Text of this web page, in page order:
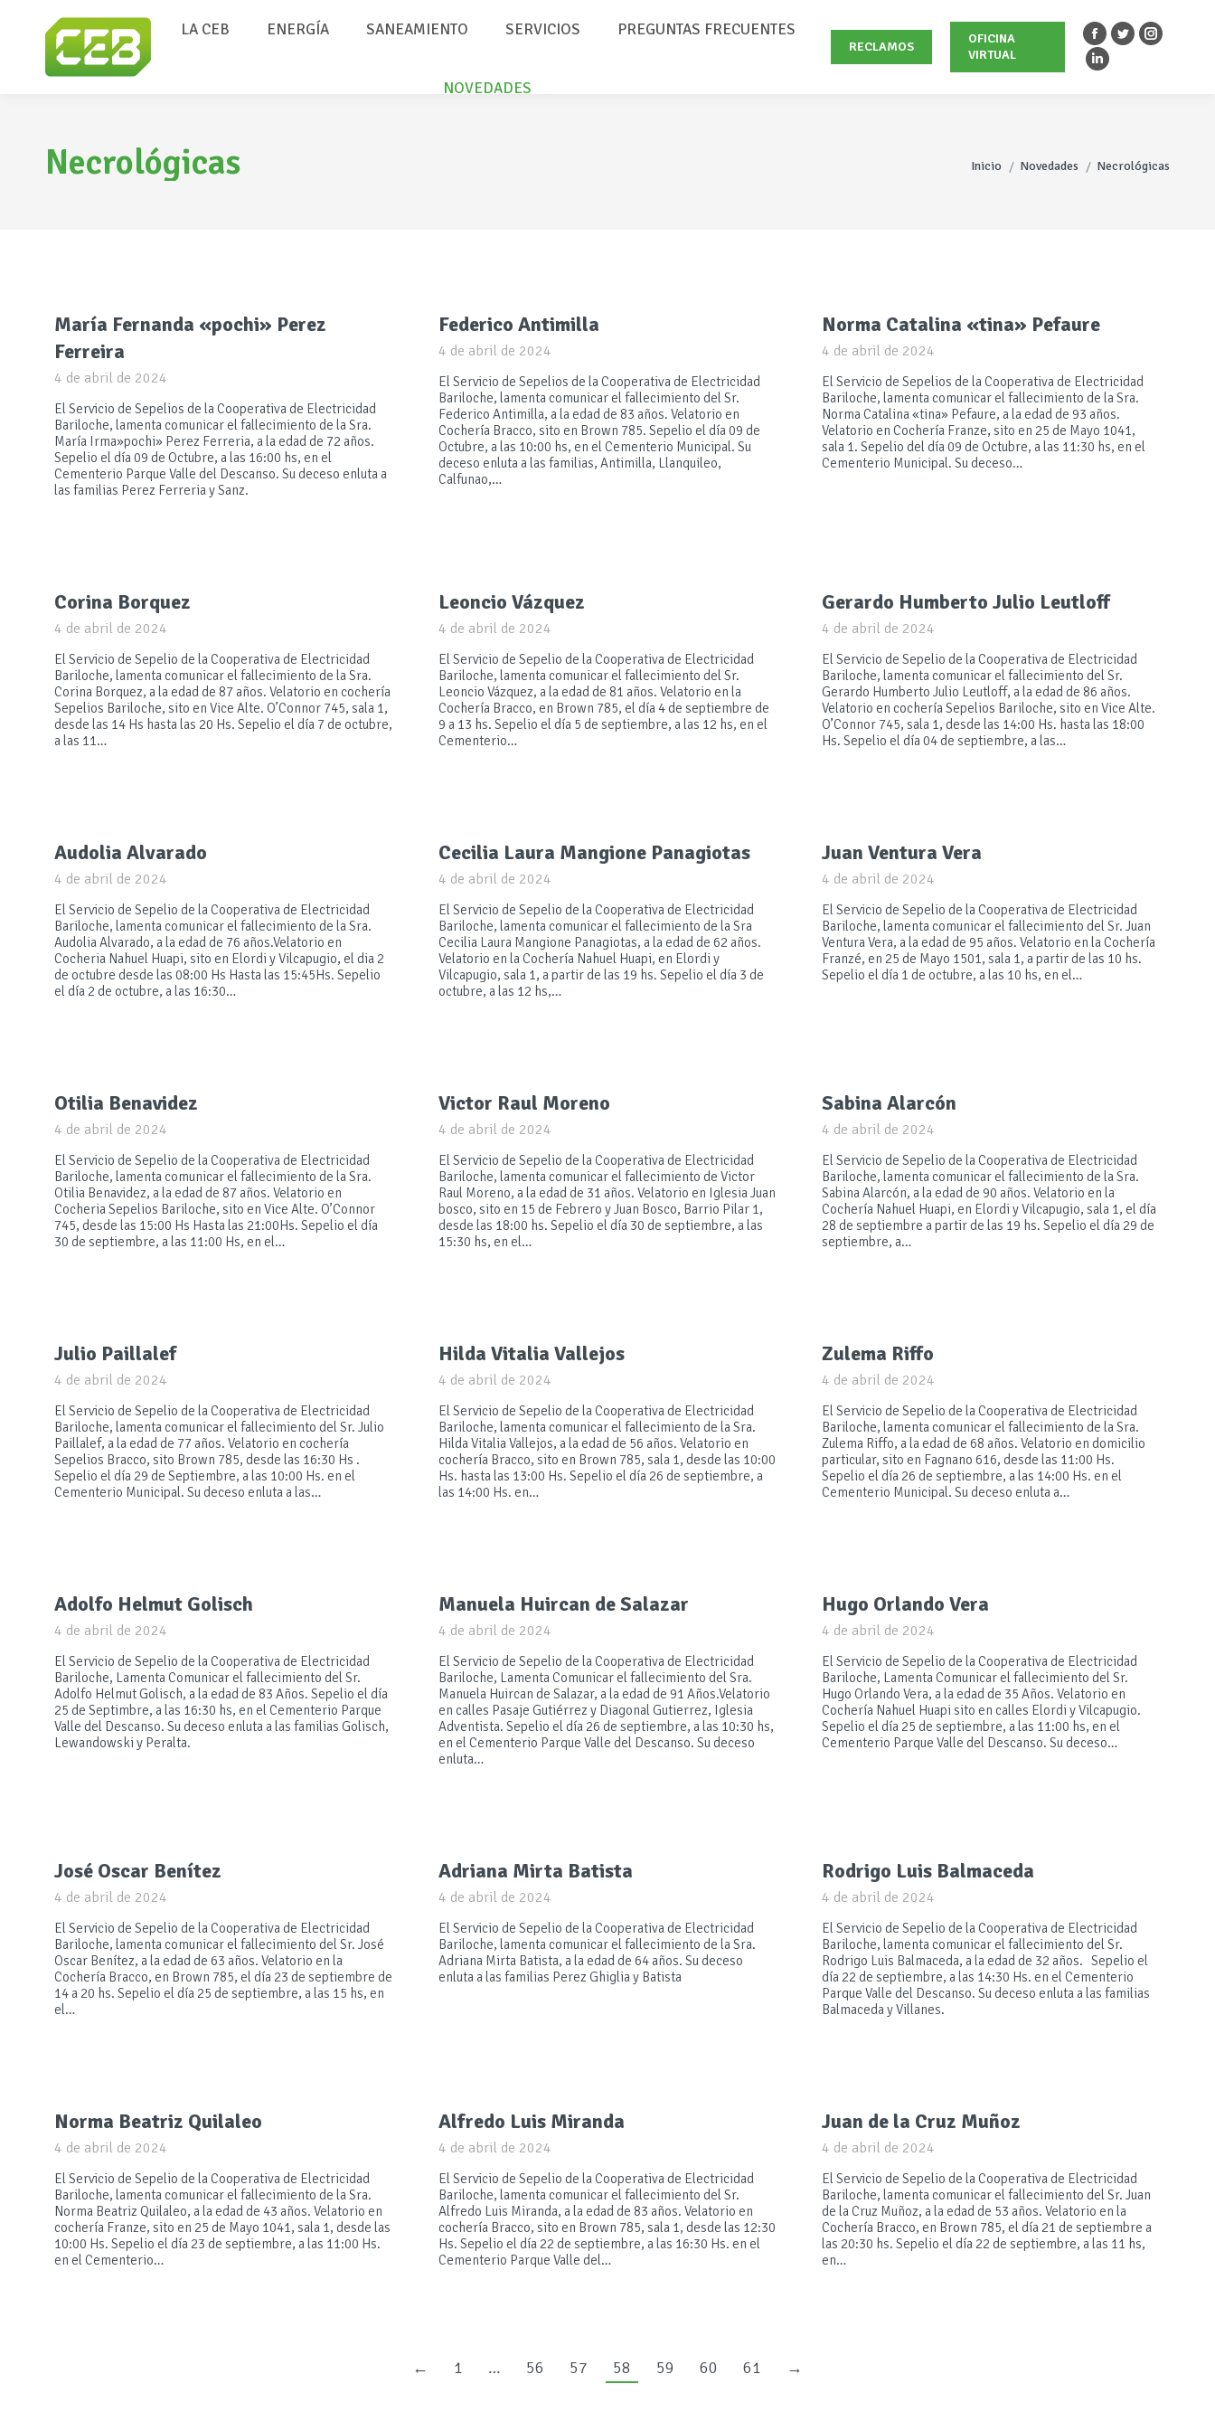
LA CEB ENERGÍA SANEAMIENTO SERVICIOS PREGUNTAS FRECUENTES
NOVEDADES
RECLAMOS
OFICINA
VIRTUAL
Facebook
page
window
Twitter
windowwindow
Linkedin
new
Necrológicas Estás aquí:
Inicio Novedades Necrológicas
María Fernanda «pochi» Perez
Ferreira
4 de abril de 2024
El Servicio de Sepelios de la Cooperativa de Electricidad
Bariloche, lamenta comunicar el fallecimiento de la Sra.
María Irma»pochi» Perez Ferreria, a la edad de 72 años.
Sepelio el día 09 de Octubre, a las 16:00 hs, en el
Cementerio Parque Valle del Descanso. Su deceso enluta a
las familias Perez Ferreria y Sanz.
Federico Antimilla
4 de abril de 2024
El Servicio de Sepelios de la Cooperativa de Electricidad
Bariloche, lamenta comunicar el fallecimiento del Sr.
Federico Antimilla, a la edad de 83 años. Velatorio en
Cochería Bracco, sito en Brown 785. Sepelio el día 09 de
Octubre, a las 10:00 hs, en el Cementerio Municipal. Su
deceso enluta a las familias, Antimilla, Llanquileo,
Calfunao,…
Norma Catalina «tina» Pefaure
4 de abril de 2024
El Servicio de Sepelios de la Cooperativa de Electricidad
Bariloche, lamenta comunicar el fallecimiento de la Sra.
Norma Catalina «tina» Pefaure, a la edad de 93 años.
Velatorio en Cochería Franze, sito en 25 de Mayo 1041,
sala 1. Sepelio del día 09 de Octubre, a las 11:30 hs, en el
Cementerio Municipal. Su deceso…
Corina Borquez
4 de abril de 2024
El Servicio de Sepelio de la Cooperativa de Electricidad
Bariloche, lamenta comunicar el fallecimiento de la Sra.
Corina Borquez, a la edad de 87 años. Velatorio en cochería
Sepelios Bariloche, sito en Vice Alte. O’Connor 745, sala 1,
desde las 14 Hs hasta las 20 Hs. Sepelio el día 7 de octubre,
a las 11…
Leoncio Vázquez
4 de abril de 2024
El Servicio de Sepelio de la Cooperativa de Electricidad
Bariloche, lamenta comunicar el fallecimiento del Sr.
Leoncio Vázquez, a la edad de 81 años. Velatorio en la
Cochería Bracco, en Brown 785, el día 4 de septiembre de
9 a 13 hs. Sepelio el día 5 de septiembre, a las 12 hs, en el
Cementerio…
Gerardo Humberto Julio Leutloff
4 de abril de 2024
El Servicio de Sepelio de la Cooperativa de Electricidad
Bariloche, lamenta comunicar el fallecimiento del Sr.
Gerardo Humberto Julio Leutloff, a la edad de 86 años.
Velatorio en cochería Sepelios Bariloche, sito en Vice Alte.
O’Connor 745, sala 1, desde las 14:00 Hs. hasta las 18:00
Hs. Sepelio el día 04 de septiembre, a las…
Audolia Alvarado
4 de abril de 2024
El Servicio de Sepelio de la Cooperativa de Electricidad
Bariloche, lamenta comunicar el fallecimiento de la Sra.
Audolia Alvarado, a la edad de 76 años.Velatorio en
Cocheria Nahuel Huapi, sito en Elordi y Vilcapugio, el dia 2
de octubre desde las 08:00 Hs Hasta las 15:45Hs. Sepelio
el día 2 de octubre, a las 16:30…
Cecilia Laura Mangione Panagiotas
4 de abril de 2024
El Servicio de Sepelio de la Cooperativa de Electricidad
Bariloche, lamenta comunicar el fallecimiento de la Sra
Cecilia Laura Mangione Panagiotas, a la edad de 62 años.
Velatorio en la Cochería Nahuel Huapi, en Elordi y
Vilcapugio, sala 1, a partir de las 19 hs. Sepelio el día 3 de
octubre, a las 12 hs,…
Juan Ventura Vera
4 de abril de 2024
El Servicio de Sepelio de la Cooperativa de Electricidad
Bariloche, lamenta comunicar el fallecimiento del Sr. Juan
Ventura Vera, a la edad de 95 años. Velatorio en la Cochería
Franzé, en 25 de Mayo 1501, sala 1, a partir de las 10 hs.
Sepelio el día 1 de octubre, a las 10 hs, en el…
Otilia Benavidez
4 de abril de 2024
El Servicio de Sepelio de la Cooperativa de Electricidad
Bariloche, lamenta comunicar el fallecimiento de la Sra.
Otilia Benavidez, a la edad de 87 años. Velatorio en
Cocheria Sepelios Bariloche, sito en Vice Alte. O’Connor
745, desde las 15:00 Hs Hasta las 21:00Hs. Sepelio el día
30 de septiembre, a las 11:00 Hs, en el…
Victor Raul Moreno
4 de abril de 2024
El Servicio de Sepelio de la Cooperativa de Electricidad
Bariloche, lamenta comunicar el fallecimiento de Victor
Raul Moreno, a la edad de 31 años. Velatorio en Iglesia Juan
bosco, sito en 15 de Febrero y Juan Bosco, Barrio Pilar 1,
desde las 18:00 hs. Sepelio el día 30 de septiembre, a las
15:30 hs, en el…
Sabina Alarcón
4 de abril de 2024
El Servicio de Sepelio de la Cooperativa de Electricidad
Bariloche, lamenta comunicar el fallecimiento de la Sra.
Sabina Alarcón, a la edad de 90 años. Velatorio en la
Cochería Nahuel Huapi, en Elordi y Vilcapugio, sala 1, el día
28 de septiembre a partir de las 19 hs. Sepelio el día 29 de
septiembre, a…
Julio Paillalef
4 de abril de 2024
El Servicio de Sepelio de la Cooperativa de Electricidad
Bariloche, lamenta comunicar el fallecimiento del Sr. Julio
Paillalef, a la edad de 77 años. Velatorio en cochería
Sepelios Bracco, sito Brown 785, desde las 16:30 Hs .
Sepelio el día 29 de Septiembre, a las 10:00 Hs. en el
Cementerio Municipal. Su deceso enluta a las…
Hilda Vitalia Vallejos
4 de abril de 2024
El Servicio de Sepelio de la Cooperativa de Electricidad
Bariloche, lamenta comunicar el fallecimiento de la Sra.
Hilda Vitalia Vallejos, a la edad de 56 años. Velatorio en
cochería Bracco, sito en Brown 785, sala 1, desde las 10:00
Hs. hasta las 13:00 Hs. Sepelio el día 26 de septiembre, a
las 14:00 Hs. en…
Zulema Riffo
4 de abril de 2024
El Servicio de Sepelio de la Cooperativa de Electricidad
Bariloche, lamenta comunicar el fallecimiento de la Sra.
Zulema Riffo, a la edad de 68 años. Velatorio en domicilio
particular, sito en Fagnano 616, desde las 11:00 Hs.
Sepelio el día 26 de septiembre, a las 14:00 Hs. en el
Cementerio Municipal. Su deceso enluta a…
Adolfo Helmut Golisch
4 de abril de 2024
El Servicio de Sepelio de la Cooperativa de Electricidad
Bariloche, Lamenta Comunicar el fallecimiento del Sr.
Adolfo Helmut Golisch, a la edad de 83 Años. Sepelio el día
25 de Septimbre, a las 16:30 hs, en el Cementerio Parque
Valle del Descanso. Su deceso enluta a las familias Golisch,
Lewandowski y Peralta.
Manuela Huircan de Salazar
4 de abril de 2024
El Servicio de Sepelio de la Cooperativa de Electricidad
Bariloche, Lamenta Comunicar el fallecimiento del Sra.
Manuela Huircan de Salazar, a la edad de 91 Años.Velatorio
en calles Pasaje Gutiérrez y Diagonal Gutierrez, Iglesia
Adventista. Sepelio el día 26 de septiembre, a las 10:30 hs,
en el Cementerio Parque Valle del Descanso. Su deceso
enluta…
Hugo Orlando Vera
4 de abril de 2024
El Servicio de Sepelio de la Cooperativa de Electricidad
Bariloche, Lamenta Comunicar el fallecimiento del Sr.
Hugo Orlando Vera, a la edad de 35 Años. Velatorio en
Cochería Nahuel Huapi sito en calles Elordi y Vilcapugio.
Sepelio el día 25 de septiembre, a las 11:00 hs, en el
Cementerio Parque Valle del Descanso. Su deceso…
José Oscar Benítez
4 de abril de 2024
El Servicio de Sepelio de la Cooperativa de Electricidad
Bariloche, lamenta comunicar el fallecimiento del Sr. José
Oscar Benítez, a la edad de 63 años. Velatorio en la
Cochería Bracco, en Brown 785, el día 23 de septiembre de
14 a 20 hs. Sepelio el día 25 de septiembre, a las 15 hs, en
el…
Adriana Mirta Batista
4 de abril de 2024
El Servicio de Sepelio de la Cooperativa de Electricidad
Bariloche, lamenta comunicar el fallecimiento de la Sra.
Adriana Mirta Batista, a la edad de 64 años. Su deceso
enluta a las familias Perez Ghiglia y Batista
Rodrigo Luis Balmaceda
4 de abril de 2024
El Servicio de Sepelio de la Cooperativa de Electricidad
Bariloche, lamenta comunicar el fallecimiento del Sr.
Rodrigo Luis Balmaceda, a la edad de 32 años. Sepelio el
día 22 de septiembre, a las 14:30 Hs. en el Cementerio
Parque Valle del Descanso. Su deceso enluta a las familias
Balmaceda y Villanes.
Norma Beatriz Quilaleo
4 de abril de 2024
El Servicio de Sepelio de la Cooperativa de Electricidad
Bariloche, lamenta comunicar el fallecimiento de la Sra.
Norma Beatriz Quilaleo, a la edad de 43 años. Velatorio en
cochería Franze, sito en 25 de Mayo 1041, sala 1, desde las
10:00 Hs. Sepelio el día 23 de septiembre, a las 11:00 Hs.
en el Cementerio…
Alfredo Luis Miranda
4 de abril de 2024
El Servicio de Sepelio de la Cooperativa de Electricidad
Bariloche, lamenta comunicar el fallecimiento del Sr.
Alfredo Luis Miranda, a la edad de 83 años. Velatorio en
cochería Bracco, sito en Brown 785, sala 1, desde las 12:30
Hs. Sepelio el día 22 de septiembre, a las 16:30 Hs. en el
Cementerio Parque Valle del…
Juan de la Cruz Muñoz
4 de abril de 2024
El Servicio de Sepelio de la Cooperativa de Electricidad
Bariloche, lamenta comunicar el fallecimiento del Sr. Juan
de la Cruz Muñoz, a la edad de 53 años. Velatorio en la
Cochería Bracco, en Brown 785, el día 21 de septiembre a
las 20:30 hs. Sepelio el día 22 de septiembre, a las 11 hs,
en…
← 1 … 56 57 58 59 60 61 →